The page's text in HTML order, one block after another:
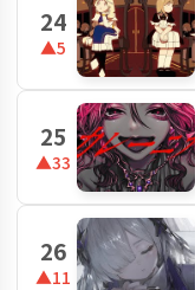
24
▲5
25
▲33
26
▲11